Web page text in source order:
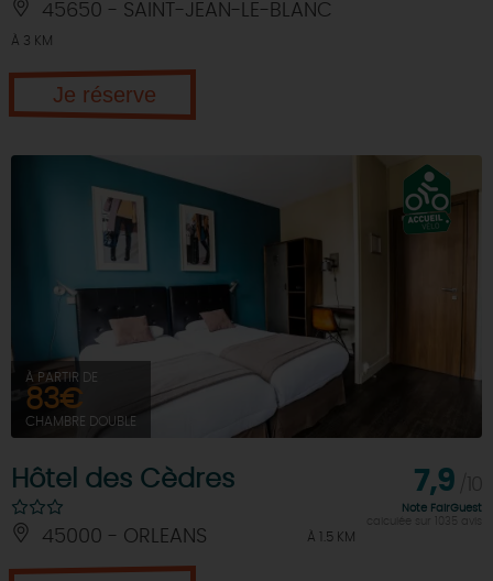
45650 - SAINT-JEAN-LE-BLANC
À 3 KM
Je réserve
À PARTIR DE
83€
CHAMBRE DOUBLE
Hôtel des Cèdres
45000 - ORLEANS À 1.5 KM
7,9
Note FairGuest